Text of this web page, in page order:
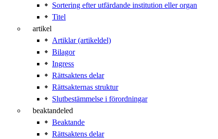
Sortering efter utfärdande institution eller organ
Titel
artikel
Artiklar (artikeldel)
Bilagor
Ingress
Rättsaktens delar
Rättsakternas struktur
Slutbestämmelse i förordningar
beaktandeled
Beaktande
Rättsaktens delar